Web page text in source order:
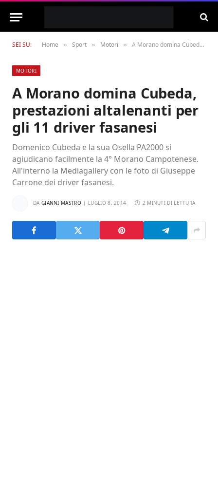
SEI SU: Home » Sport » Motori » A Morano domina Cubeda, prestazioni altalenanti per gli 11 driver fasanesi
MOTORI
A Morano domina Cubeda,
prestazioni altalenanti per
gli 11 driver fasanesi
Domenico Cubeda e la sua Osella PA2000 si
agiudicano facilmente la 4° Morano Campotenese.
All'interno la Mediagallery con le foto di Giuseppe
Carrone dei driver fasanesi.
DA GIANNI MASTRO LUGLIO 8, 2014 2 MINUTI DI LETTURA